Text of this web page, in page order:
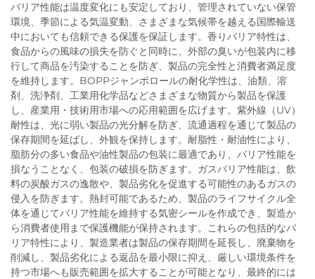
バリア性能は温度変化にも安定しており、管理されていない保管
環境、季節による気温変動、さまざまな気候帯を越える国際輸送
中においても信頼できる保護を保証します。香りバリア特性は、
食品からの風味の損失を防ぐと同時に、外部の臭いが包装内に移
行して商品を汚染することを防ぎ、製品の完全性と消費者満足度
を維持します。BOPPジャンボロールの耐化学性は、油類、溶
剤、洗浄剤、工業用化学品などさまざまな物質から製品を保護
し、産業用・技術用市場への応用範囲を広げます。紫外線（UV）
耐性は、光に弱い製品の光分解を防ぎ、流通過程を通じて製品の
保存期間を延ばし、外観を保持します。耐脂性・耐油性により、
脂肪分の多い食品や油性製品の包装に最適であり、バリア性能を
損なうことなく、包装の破損を防ぎます。ガスバリア性能は、飲
料の炭酸ガスの逸散や、製品劣化を促進する可能性のあるガスの
侵入を防ぎます。熱封可能であるため、製品のライフサイクル全
体を通じてバリア性能を維持する気密シールを作成でき、製造か
ら消費者使用まで保護機能が保持されます。これらの包括的なバ
リア特性により、製造業者は製品の保存期間を延長し、廃棄物を
削減し、製品劣化による返品を最小限に抑え、厳しい環境条件を
持つ市場へも販売範囲を拡大することが可能となり、最終的には